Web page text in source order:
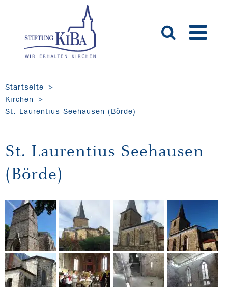
Startseite
Kirchen
St. Laurentius Seehausen (Börde)
St. Laurentius Seehausen
(Börde)